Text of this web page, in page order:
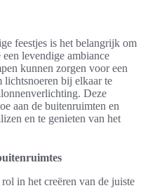
feestjes is het belangrijk om
levendige ambiance
kunnen zorgen voor een
lichtsnoeren bij elkaar te
Deze
aan de buitenruimten en
en te genieten van het
in het creëren van de juiste